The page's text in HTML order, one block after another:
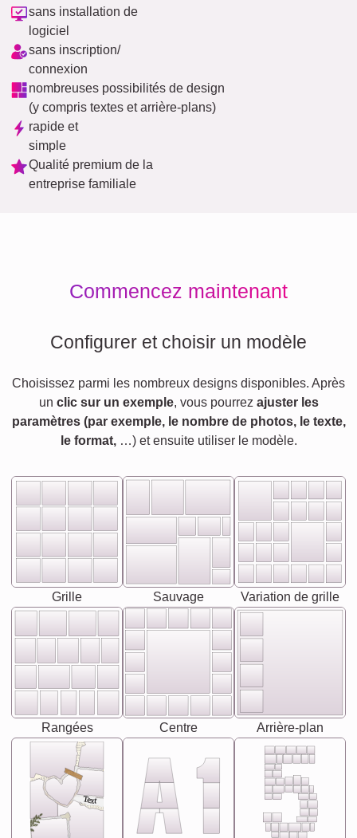
sans installation de
logiciel
sans inscription/
connexion
nombreuses possibilités de design
(y compris textes et arrière-plans)
rapide et
simple
Qualité premium de la
entreprise familiale
Commencez maintenant
Configurer et choisir un modèle
Choisissez parmi les nombreux designs disponibles. Après
un clic sur un exemple, vous pourrez ajuster les
paramètres (par exemple, le nombre de photos, le texte,
le format,…) et ensuite utiliser le modèle.
Grille Sauvage Variation de grille
Rangées Centre Arrière-plan
Text